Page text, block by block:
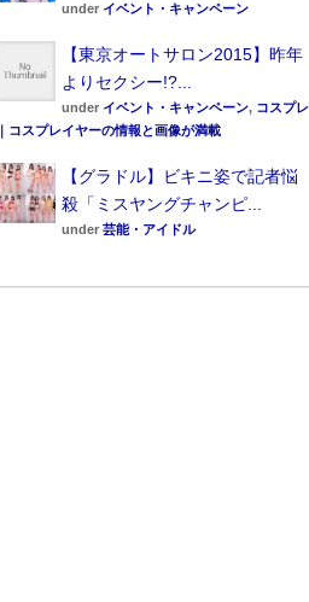
under イベント・キャンペーン
【東京オートサロン2015】昨年
よりセクシー!?...
under イベント・キャンペーン, コスプレ
｜コスプレイヤーの情報と画像が満載
【グラドル】ビキニ姿で記者悩
殺「ミスヤングチャンピ...
under 芸能・アイドル